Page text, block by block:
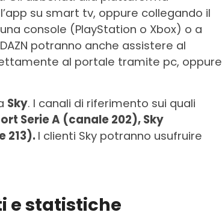
su smart tv, oppure collegando il
console (PlayStation o Xbox) o a
potranno anche assistere al
al portale tramite pc, oppure
Sky. I canali di riferimento sui quali
Serie A (canale 202), Sky
213). I clienti Sky potranno usufruire
e statistiche